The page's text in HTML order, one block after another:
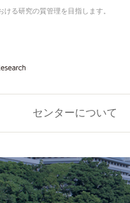
る研究の質管理を目指します。
センターについて